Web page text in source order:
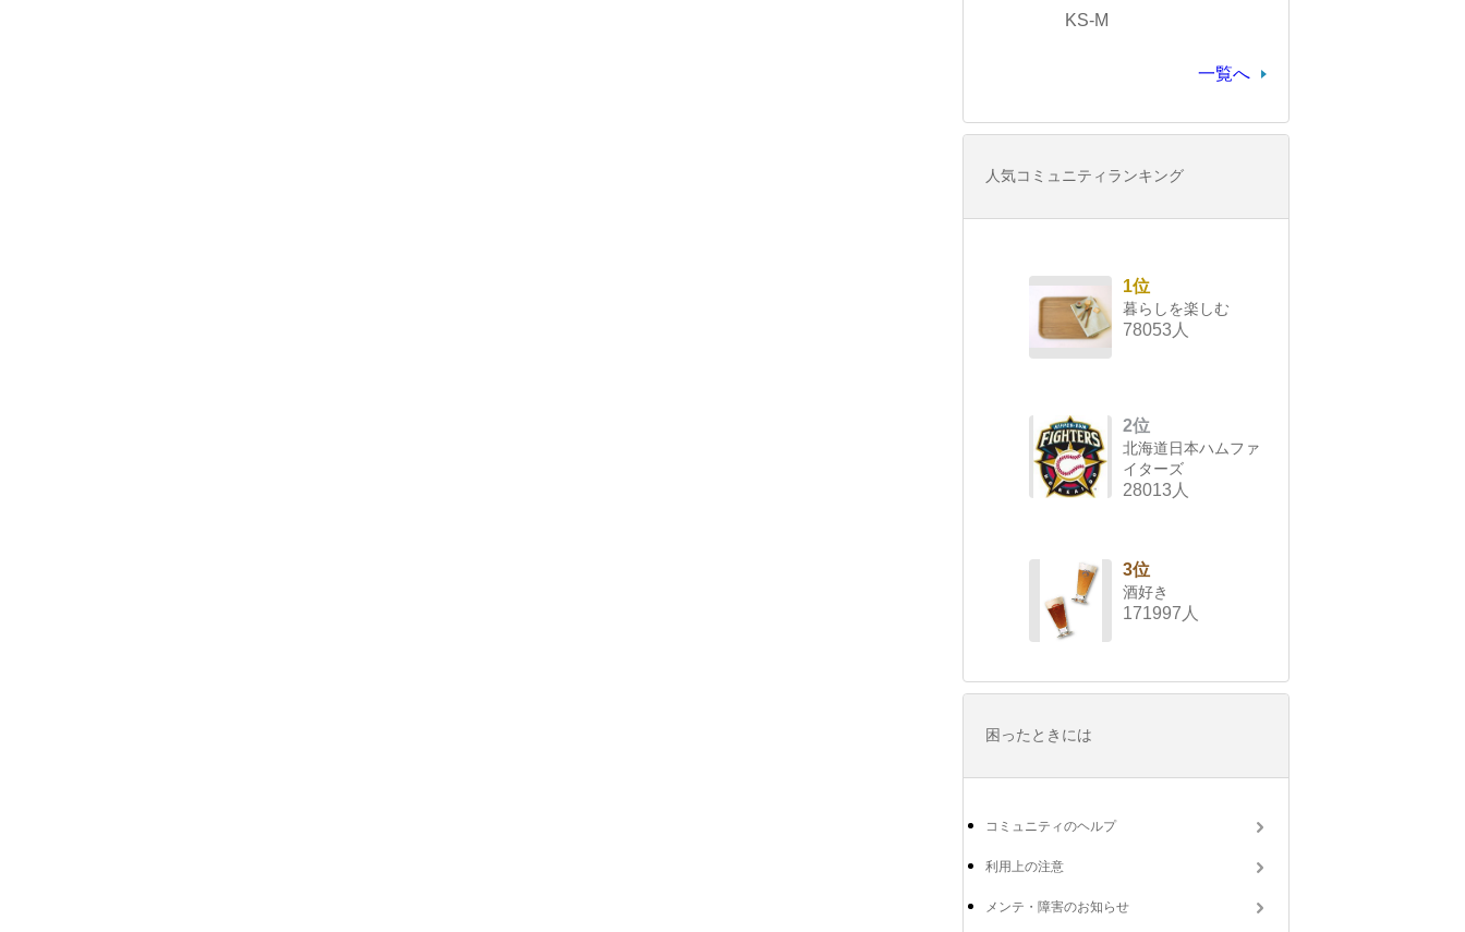
KS-M
一覧へ
人気コミュニティランキング
1位
暮らしを楽しむ
78053人
2位
北海道日本ハムファ
イターズ
28013人
3位
酒好き
171997人
困ったときには
コミュニティのヘルプ
利用上の注意
メンテ・障害のお知らせ